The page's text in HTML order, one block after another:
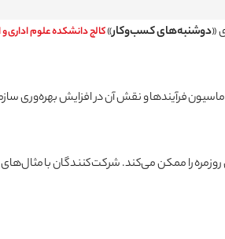
«دوشنبه‌های کسب‌وکار»کالج دانشکده علوم
فرآیندها و نقش آن در افزایش بهره‌وری
را ممکن می‌کند. شرکت‌کنندگان با